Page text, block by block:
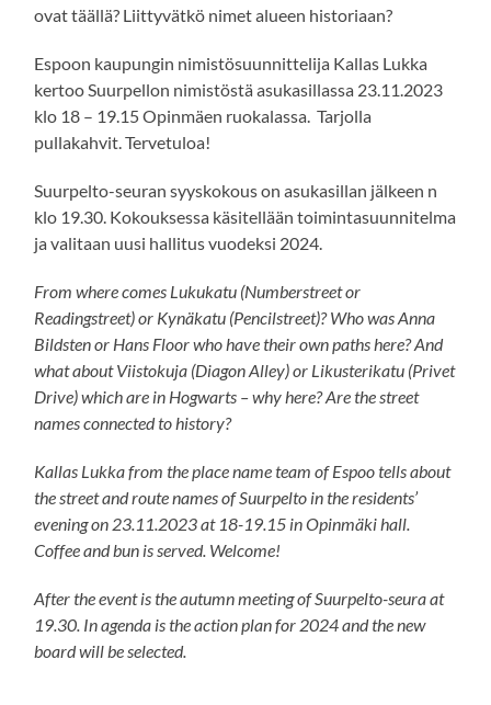
ovat täällä? Liittyvätkö nimet alueen historiaan?
Espoon kaupungin nimistösuunnittelija Kallas Lukka
kertoo Suurpellon nimistöstä asukasillassa 23.11.2023
klo 18 – 19.15 Opinmäen ruokalassa. Tarjolla
pullakahvit. Tervetuloa!
Suurpelto-seuran syyskokous on asukasillan jälkeen n
klo 19.30. Kokouksessa käsitellään toimintasuunnitelma
ja valitaan uusi hallitus vuodeksi 2024.
From where comes Lukukatu (Numberstreet or
Readingstreet) or Kynäkatu (Pencilstreet)? Who was Anna
Bildsten or Hans Floor who have their own paths here? And
what about Viistokuja (Diagon Alley) or Likusterikatu (Privet
Drive) which are in Hogwarts – why here? Are the street
names connected to history?
Kallas Lukka from the place name team of Espoo tells about
the street and route names of Suurpelto in the residents’
evening on 23.11.2023 at 18-19.15 in Opinmäki hall.
Coffee and bun is served. Welcome!
After the event is the autumn meeting of Suurpelto-seura at
19.30. In agenda is the action plan for 2024 and the new
board will be selected.